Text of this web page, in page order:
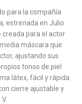
para la compañía
estrenada en Julio
creada para el actor
máscara que
ajustando sus
tonos de piel
látex, fácil y rápida
cierre ajustable y